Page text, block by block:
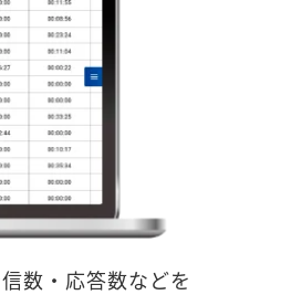
数・応答数などを